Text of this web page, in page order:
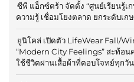
ซีพี แอ็กซ์ตร้า จัดตั้ง “ศูนย์เรียนรู้เ
ความรู้ เชื่อมโยงตลาด ยกระดับเ
ยูนิโคล่ เปิดตัว LifeWear Fall/
“Modern City Feelings” สะท้อ
ใช้ชีวิตผ่านเสื้อผ้าที่ตอบโจทย์ทุกวัน